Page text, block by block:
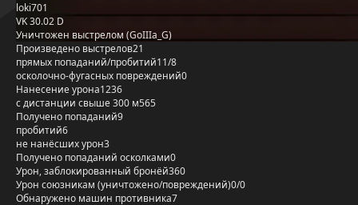
loki701
VK 30.02 D
Уничтожен выстрелом (GoIIIa_G)
Произведено выстрелов21
прямых попаданий/пробитий11/8
осколочно-фугасных повреждений0
Нанесение урона1236
с дистанции свыше 300 м565
Получено попаданий9
пробитий6
не нанёсших урон3
Получено попаданий осколками0
Урон, заблокированный бронёй360
Урон союзникам (уничтожено/повреждений)0/0
Обнаружено машин противника7